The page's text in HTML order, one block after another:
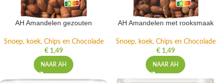
AH Amandelen gezouten
Snoep, koek, Chips en Chocolade
€1,49
NAAR AH
AH Amandelen met rooksmaak
Snoep, koek, Chips en Chocolade
€1,49
NAAR AH